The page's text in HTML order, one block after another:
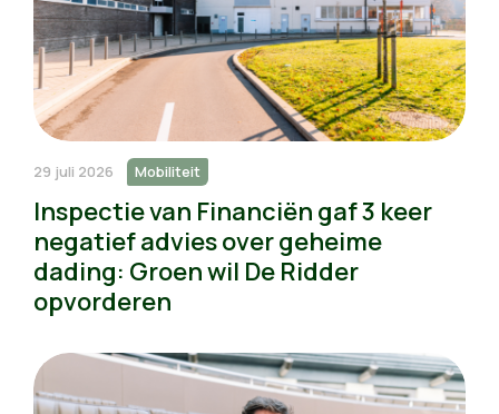
29 juli 2026 Mobiliteit
Inspectie van Financiën gaf 3 keer
negatief advies over geheime
dading: Groen wil De Ridder
opvorderen